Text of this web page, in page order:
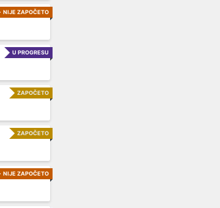
NIJE ZAPOČETO
U PROGRESU
ZAPOČETO
ZAPOČETO
NIJE ZAPOČETO